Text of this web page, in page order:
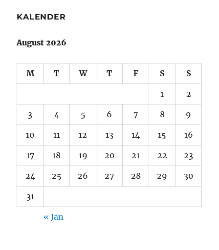
KALENDER
August 2026
M T W T F S S
1 2
3 4 5 6 7 8 9
10 11 12 13 14 15 16
17 18 19 20 21 22 23
24 25 26 27 28 29 30
31
« Jan